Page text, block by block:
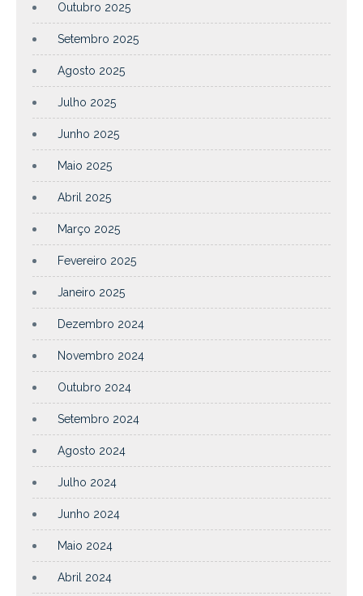
Outubro 2025
Setembro 2025
Agosto 2025
Julho 2025
Junho 2025
Maio 2025
Abril 2025
Março 2025
Fevereiro 2025
Janeiro 2025
Dezembro 2024
Novembro 2024
Outubro 2024
Setembro 2024
Agosto 2024
Julho 2024
Junho 2024
Maio 2024
Abril 2024